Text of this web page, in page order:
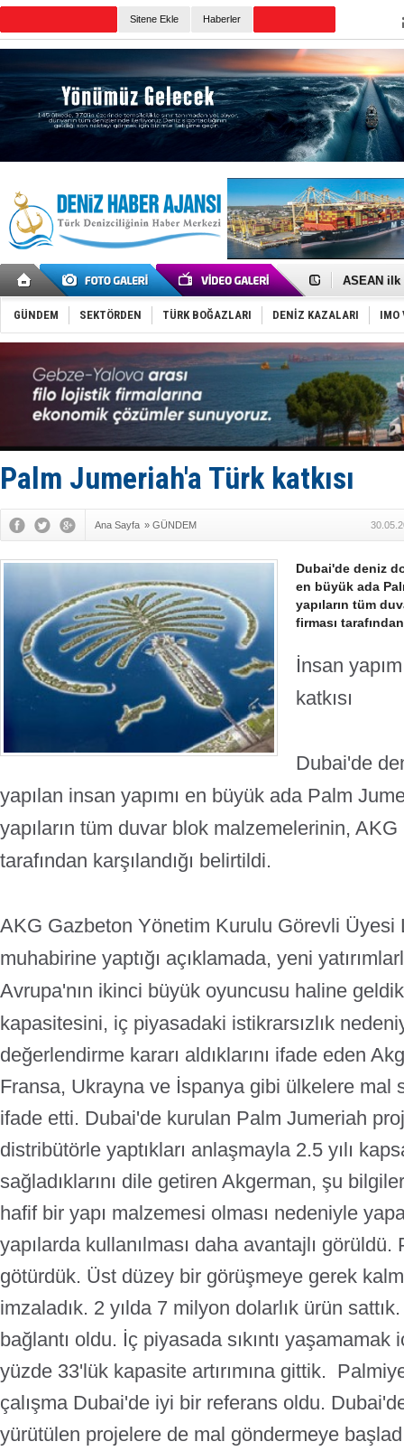
Sitene Ekle Haberler
D-Marin,
ASEAN ilk
TAYK -
İstanbul
Tersane
İngiliz
FESCO,
DESE,
35 milyon
İnsansız
Anadolu
GÜNDEM SEKTÖRDEN TÜRK BOĞAZLARI DENİZ KAZALARI IMO
Palm Jumeriah'a Türk katkısı
Ana Sayfa » GÜNDEM
Dubai'de deniz
en büyük ada
yapıların tüm
firması
İnsan
katkısı
Dubai'de
yapılan insan yapımı en büyük ada Palm
yapıların tüm duvar blok malzemelerinin,
tarafından karşılandığı belirtildi.
AKG Gazbeton Yönetim Kurulu Görevli Üyesi
muhabirine yaptığı açıklamada, yeni
Avrupa'nın ikinci büyük oyuncusu haline
kapasitesini, iç piyasadaki istikrarsızlık
değerlendirme kararı aldıklarını ifade eden
Fransa, Ukrayna ve İspanya gibi ülkelere mal
ifade etti. Dubai'de kurulan Palm Jumeriah
distribütörle yaptıkları anlaşmayla 2.5 yılı
sağladıklarını dile getiren Akgerman, şu
hafif bir yapı malzemesi olması nedeniyle
yapılarda kullanılması daha avantajlı
götürdük. Üst düzey bir görüşmeye gerek
imzaladık. 2 yılda 7 milyon dolarlık ürün
bağlantı oldu. İç piyasada sıkıntı
yüzde 33'lük kapasite artırımına gittik.
çalışma Dubai'de iyi bir referans oldu.
yürütülen projelere de mal göndermeye